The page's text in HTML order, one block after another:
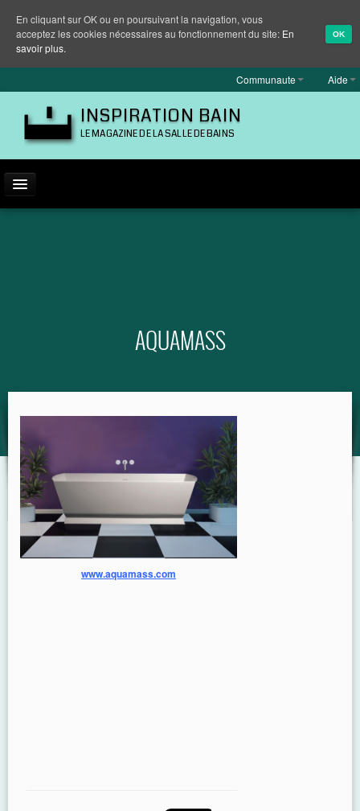
Communaute Aide
INSPIRATION BAIN
LE MAGAZINE DE LA SALLE DE BAINS
GUIDE
AQUAMASS
www.aquamass.com
En cliquant sur OK ou en poursuivant la navigation, vous
acceptez les cookies nécessaires au fonctionnement du site: En
savoir plus.
OK